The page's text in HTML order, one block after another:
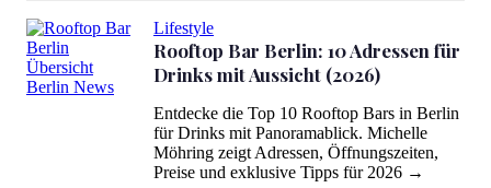
Rooftop Bar Berlin: 10 Adressen für Drinks mit Aussicht (2026)
Lifestyle
Rooftop Bar Berlin: 10 Adressen für
Drinks mit Aussicht (2026)
Entdecke die Top 10 Rooftop Bars in Berlin
für Drinks mit Panoramablick. Michelle
Möhring zeigt Adressen, Öffnungszeiten,
Preise und exklusive Tipps für 2026 →